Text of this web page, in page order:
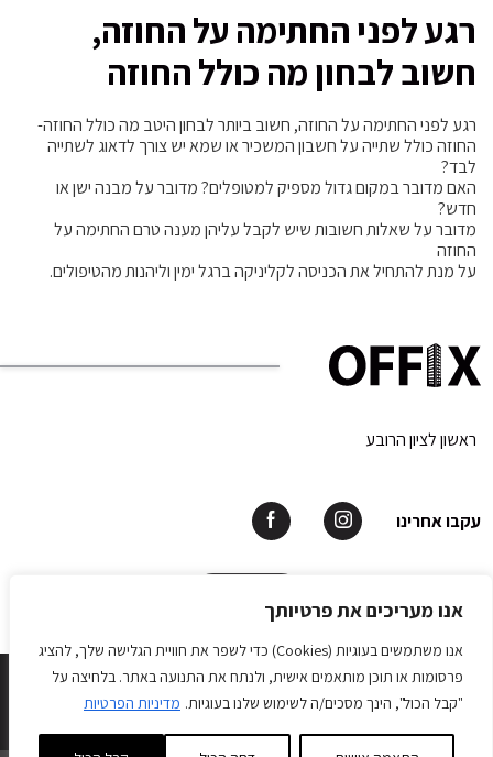
אנו מעריכים את פרטיותך
אנו משתמשים בעוגיות (Cookies) כדי לשפר את חוויית הגלישה שלך, להציג
פרסומות או תוכן מותאמים אישית, ולנתח את התנועה באתר. בלחיצה על
"קבל הכול", הינך מסכים/ה לשימוש שלנו בעוגיות. מדיניות הפרטיות
רגע לפני החתימה על החוזה,
חשוב לבחון מה כולל החוזה
רגע לפני החתימה על החוזה, חשוב ביותר לבחון היטב מה כולל החוזה-
החוזה כולל שתייה על חשבון המשכיר או שמא יש צורך לדאוג לשתייה
לבד?
האם מדובר במקום גדול מספיק למטופלים? מדובר על מבנה ישן או
חדש?
מדובר על שאלות חשובות שיש לקבל עליהן מענה טרם החתימה על
החוזה
על מנת להתחיל את הכניסה לקליניקה ברגל ימין וליהנות מהטיפולים.
ראשון לציון הרובע
עקבו אחרינו
תאמו פגישה
OFFIX © All rights reserved 2026.
Develope by Matat Web Application